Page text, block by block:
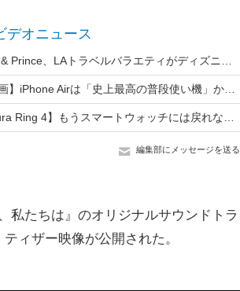
デオニュース
編集部にメッセージを送る
たちは』のオリジナルサウンドトラ
ィザー映像が公開された。